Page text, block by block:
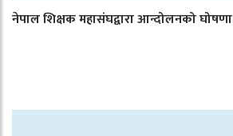
नेपाल शिक्षक महासंघद्वारा आन्दोलनको घोषणा